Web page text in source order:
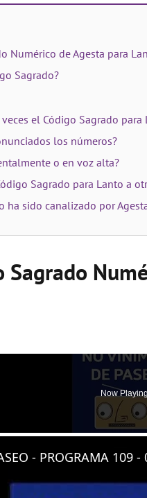
Numérico de Agesta para
Sagrado?
el Código Sagrado para
los números?
o en voz alta?
Sagrado para Lanto a
ha sido canalizado por
Sagrado
Now Playing
- PROGRAMA 109